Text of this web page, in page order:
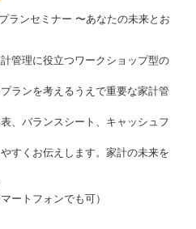
ランセミナー 〜あなたの未来とお
管理に役立つワークショップ型の
ランを考えるうえで重要な家計管
、バランスシート、キャッシュフ
すくお伝えします。家計の未来を
ートフォンでも可）